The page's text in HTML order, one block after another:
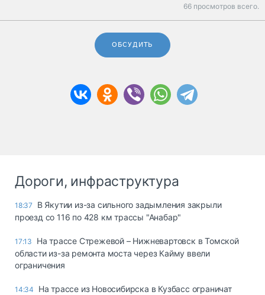
66 просмотров всего.
ОБСУДИТЬ
Дороги, инфраструктура
18:37
В Якутии из-за сильного задымления закрыли
проезд со 116 по 428 км трассы "Анабар"
17:13
На трассе Стрежевой – Нижневартовск в Томской
области из-за ремонта моста через Кайму ввели
ограничения
14:34
На трассе из Новосибирска в Кузбасс ограничат